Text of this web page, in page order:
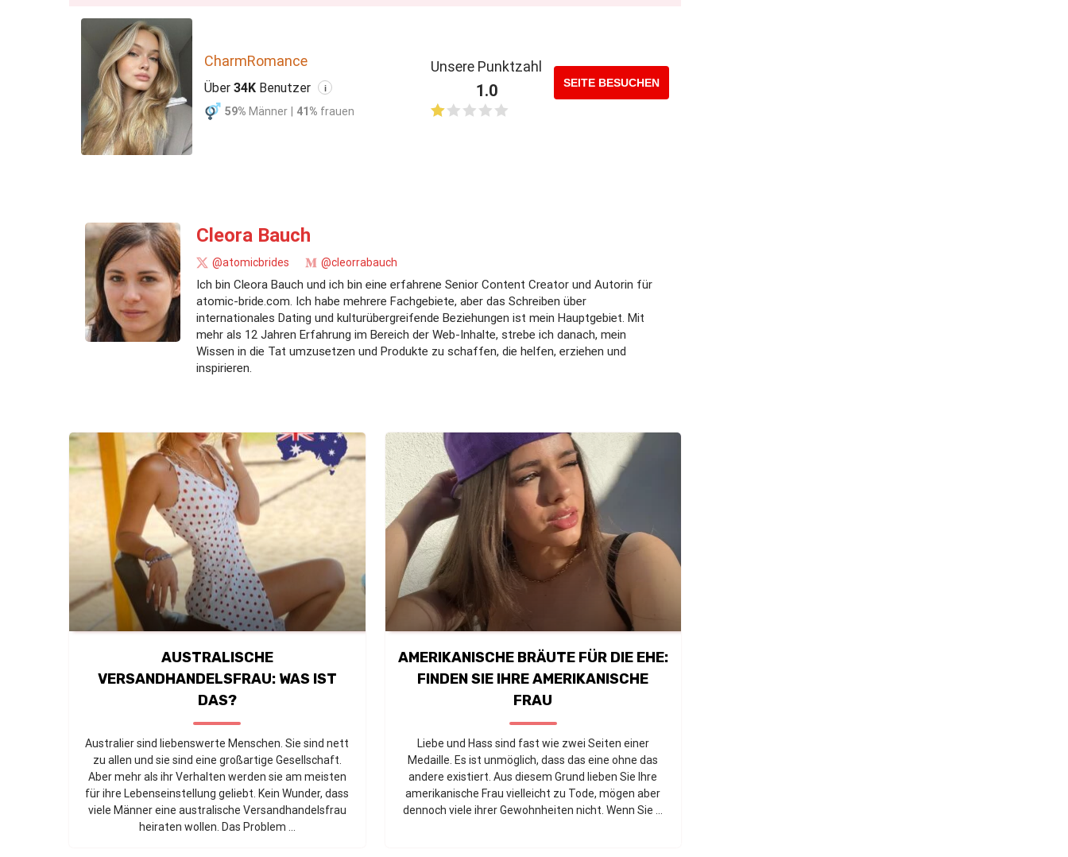
CharmRomance
Über 34K Benutzer i
59% Männer 41% frauen
Unsere Punktzahl
1.0 SEITE BESUCHEN
Cleora Bauch
@atomicbrides @cleorrabauch
Ich bin Cleora Bauch und ich bin eine erfahrene Senior Content Creator und Autorin für
atomic-bride.com. Ich habe mehrere Fachgebiete, aber das Schreiben über
internationales Dating und kulturübergreifende Beziehungen ist mein Hauptgebiet. Mit
mehr als 12 Jahren Erfahrung im Bereich der Web-Inhalte, strebe ich danach, mein
Wissen in die Tat umzusetzen und Produkte zu schaffen, die helfen, erziehen und
inspirieren.
AUSTRALISCHE
VERSANDHANDELSFRAU: WAS IST
DAS?
Australier sind liebenswerte Menschen. Sie sind nett
zu allen und sie sind eine großartige Gesellschaft.
Aber mehr als ihr Verhalten werden sie am meisten
für ihre Lebenseinstellung geliebt. Kein Wunder, dass
viele Männer eine australische Versandhandelsfrau
heiraten wollen. Das Problem ...
AMERIKANISCHE BRÄUTE FÜR DIE EHE:
FINDEN SIE IHRE AMERIKANISCHE
FRAU
Liebe und Hass sind fast wie zwei Seiten einer
Medaille. Es ist unmöglich, dass das eine ohne das
andere existiert. Aus diesem Grund lieben Sie Ihre
amerikanische Frau vielleicht zu Tode, mögen aber
dennoch viele ihrer Gewohnheiten nicht. Wenn Sie ...